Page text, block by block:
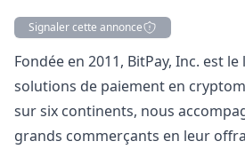
Signaler cette annonce
Description
Fondée en 2011, BitPay, Inc. est
solutions de paiement en
sur six continents, nous
grands commerçants en leur